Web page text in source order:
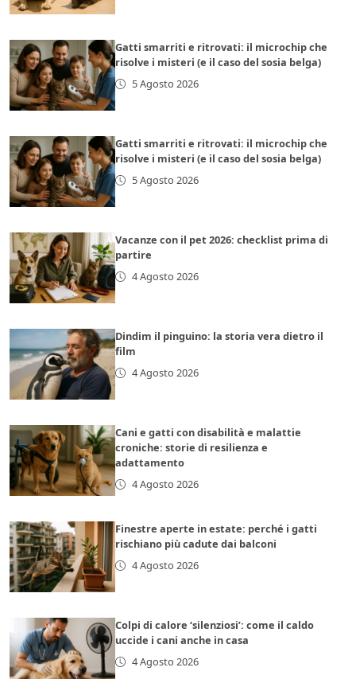
Gatti smarriti e ritrovati: il microchip che
risolve i misteri (e il caso del sosia belga)
5 Agosto 2026
Gatti smarriti e ritrovati: il microchip che
risolve i misteri (e il caso del sosia belga)
5 Agosto 2026
Vacanze con il pet 2026: checklist prima di
partire
4 Agosto 2026
Dindim il pinguino: la storia vera dietro il
film
4 Agosto 2026
Cani e gatti con disabilità e malattie
croniche: storie di resilienza e
adattamento
4 Agosto 2026
Finestre aperte in estate: perché i gatti
rischiano più cadute dai balconi
4 Agosto 2026
Colpi di calore ‘silenziosi’: come il caldo
uccide i cani anche in casa
4 Agosto 2026